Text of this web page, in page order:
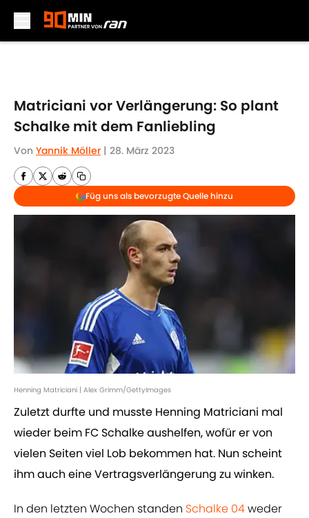
Matriciani vor Verlängerung: So plant
Schalke mit dem Fanliebling
Von Yannik Möller | 28. März 2023
Füg uns als bevorzugte Quelle hinzu
Henning Matriciani | Alex Grimm/GettyImages
Zuletzt durfte und musste Henning Matriciani mal
wieder beim FC Schalke aushelfen, wofür er von
vielen Seiten viel Lob bekommen hat. Nun scheint
ihm auch eine Vertragsverlängerung zu winken.
In den letzten Wochen standen Schalke 04weder